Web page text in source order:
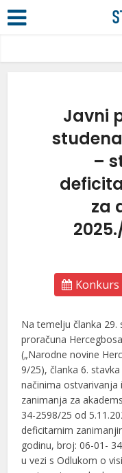
Javni
–
za
Konkurs
Na temelju članka 29.
proračuna
(„Narodne novine
9/25), članka 6.
načinima
zanimanja za
34-2598/25 od
deficitarnim
godinu, broj: 06-01-
u vezi s Odlukom o